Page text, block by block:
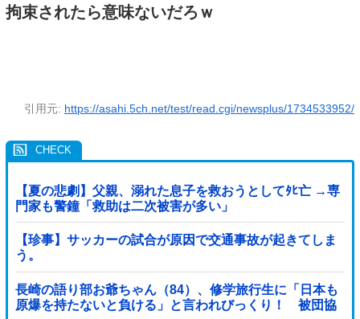
拘束されたら意味ないだろｗ
引用元: https://asahi.5ch.net/test/read.cgi/newsplus/1734533952/
【夏の悲劇】父親、溺れた息子を救おうとしてﾀﾋ亡 →専
門家も警鐘「救助は二次被害が多い」
【珍事】サッカーの試合が原因で交通事故が起きてしま
う。
長崎の語り部お爺ちゃん（84）、修学旅行生に「日本も
原爆を持たないと負ける」と言われびっくり！ 被団協